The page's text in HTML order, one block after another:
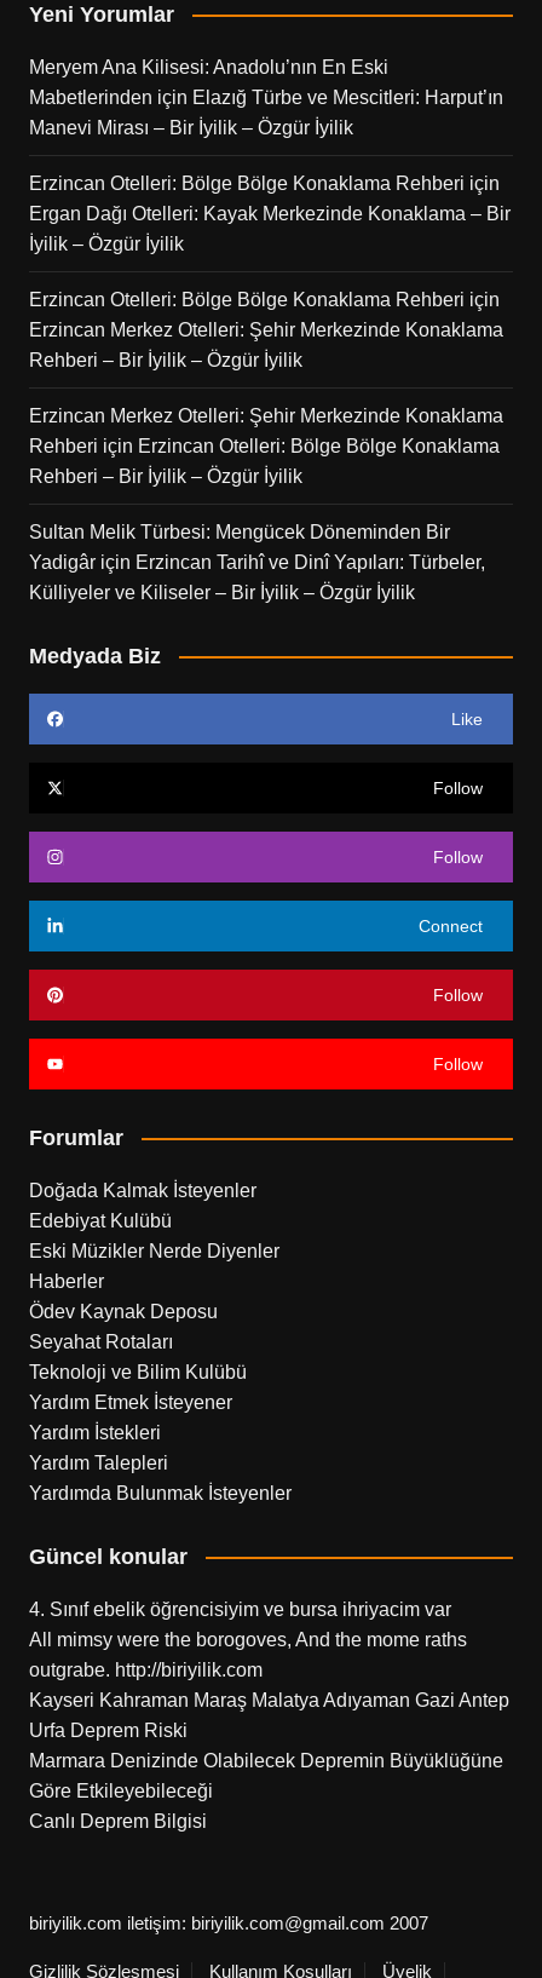
Yeni Yorumlar
Meryem Ana Kilisesi: Anadolu’nın En Eski
Mabetlerinden için Elazığ Türbe ve Mescitleri: Harput’ın
Manevi Mirası – Bir İyilik – Özgür İyilik
Erzincan Otelleri: Bölge Bölge Konaklama Rehberi için
Ergan Dağı Otelleri: Kayak Merkezinde Konaklama – Bir
İyilik – Özgür İyilik
Erzincan Otelleri: Bölge Bölge Konaklama Rehberi için
Erzincan Merkez Otelleri: Şehir Merkezinde Konaklama
Rehberi – Bir İyilik – Özgür İyilik
Erzincan Merkez Otelleri: Şehir Merkezinde Konaklama
Rehberi için Erzincan Otelleri: Bölge Bölge Konaklama
Rehberi – Bir İyilik – Özgür İyilik
Sultan Melik Türbesi: Mengücek Döneminden Bir
Yadigâriçin Erzincan Tarihî ve Dinî Yapıları: Türbeler,
Külliyeler ve Kiliseler – Bir İyilik – Özgür İyilik
Medyada Biz
Like
Follow
Follow
Connect
Follow
Follow
Forumlar
Doğada Kalmak İsteyenler
Edebiyat Kulübü
Eski Müzikler Nerde Diyenler
Haberler
Ödev Kaynak Deposu
Seyahat Rotaları
Teknoloji ve Bilim Kulübü
Yardım Etmek İsteyener
Yardım İstekleri
Yardım Talepleri
Yardımda Bulunmak İsteyenler
Güncel konular
4. Sınıf ebelik öğrencisiyim ve bursa ihriyacim var
All mimsy were the borogoves, And the mome raths
outgrabe. http://biriyilik.com
Kayseri Kahraman Maraş Malatya Adıyaman Gazi Antep
Urfa Deprem Riski
Marmara Denizinde Olabilecek Depremin Büyüklüğüne
Göre Etkileyebileceği
Canlı Deprem Bilgisi
biriyilik.com iletişim: biriyilik.com@gmail.com 2007
Gizlilik Sözleşmesi Kullanım Koşulları Üyelik